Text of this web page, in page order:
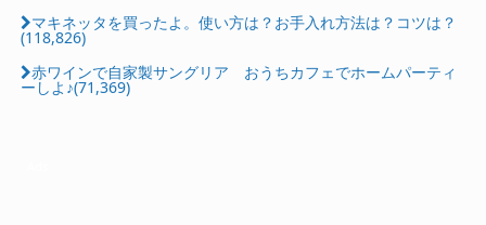
マキネッタを買ったよ。使い方は？お手入れ方法は？コツは？
(118,826)
赤ワインで自家製サングリア おうちカフェでホームパーティ
ーしよ♪(71,369)